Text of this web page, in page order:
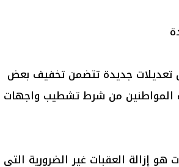
تعديلات جديدة تتضمن تخفيف بعض
المواطنين من شرط تشطيب واجهات
إزالة العقبات غير الضرورية